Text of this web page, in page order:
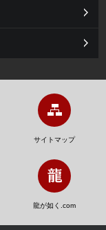
サイトマップ
龍が如く.com